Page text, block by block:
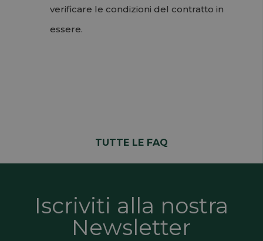
verificare le condizioni del contratto in
essere.
TUTTE LE FAQ
Iscriviti alla nostra
Newsletter